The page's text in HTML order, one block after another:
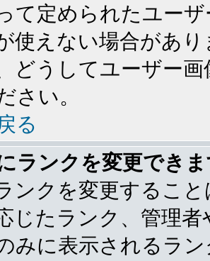
て定められたユー
使えない場合があ
どうしてユーザー
さい。
る
ランクを変更でき
ンクを変更するこ
じたランク、管理
みに表示されるラ